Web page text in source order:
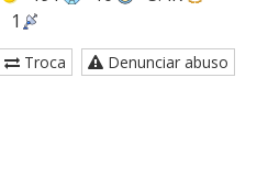
1
Troca Denunciar abuso